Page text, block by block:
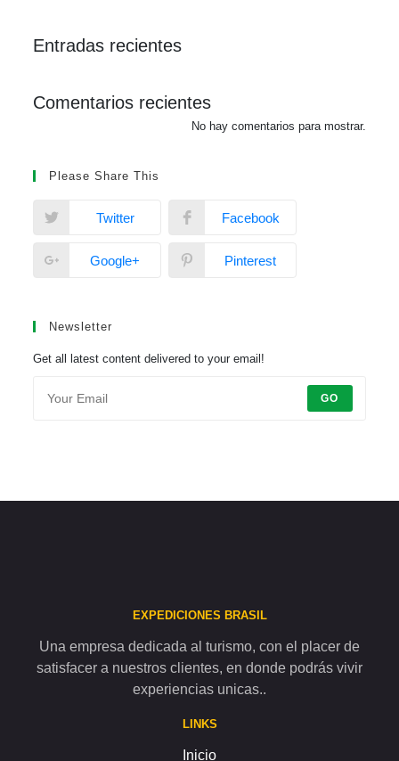
Entradas recientes
Comentarios recientes
No hay comentarios para mostrar.
Please Share This
Twitter Facebook
Google+ Pinterest
Newsletter
Get all latest content delivered to your email!
GO
EXPEDICIONES BRASIL
Una empresa dedicada al turismo, con el placer de
satisfacer a nuestros clientes, en donde podrás vivir
experiencias unicas..
LINKS
Inicio